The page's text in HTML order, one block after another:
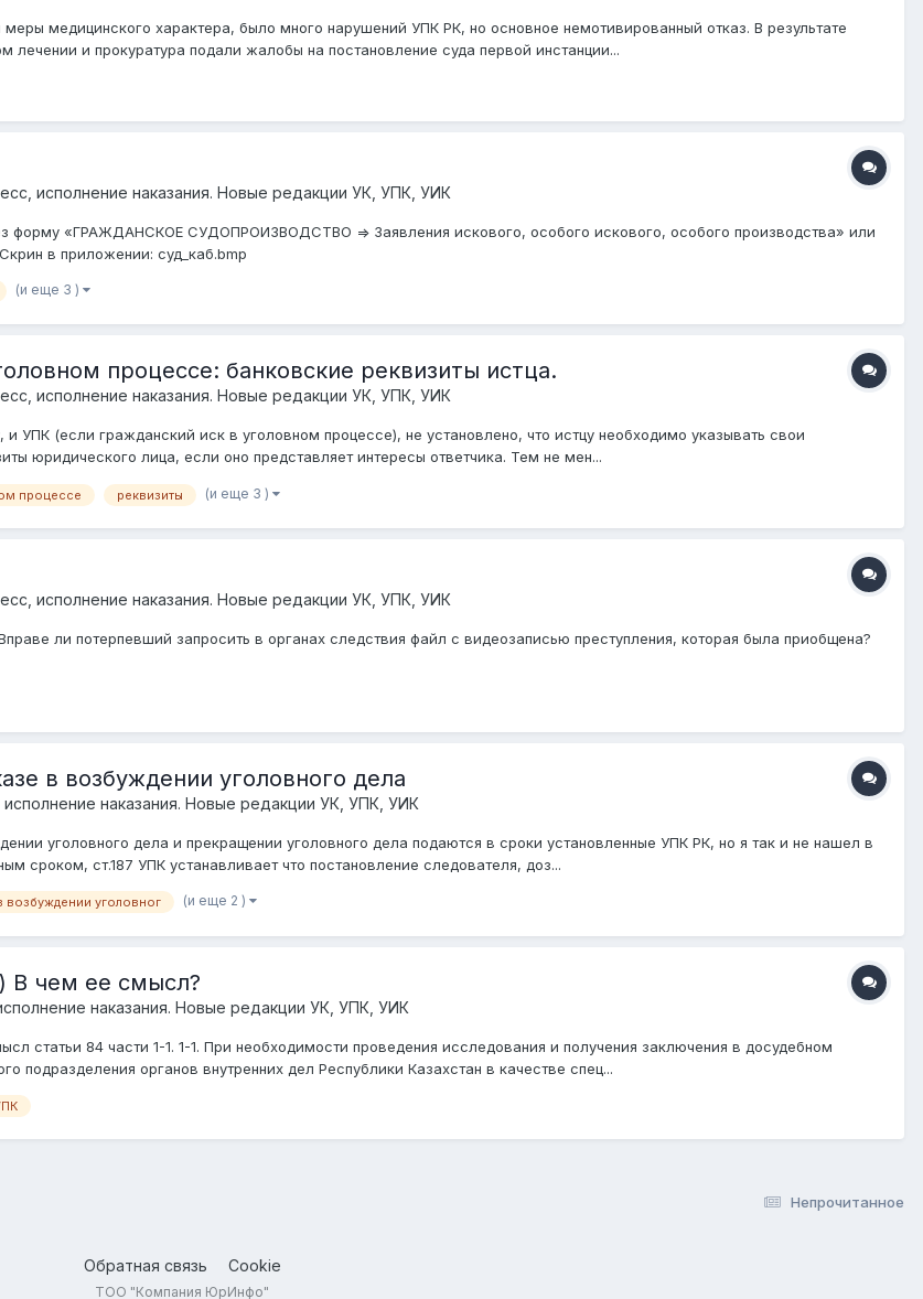
медицинского характера, было много нарушений УПК РК, но основное немотивированный отказ. В результате
лечении и прокуратура подали жалобы на постановление суда первой инстанции...
исполнение наказания. Новые редакции УК, УПК, УИК
форму «ГРАЖДАНСКОЕ СУДОПРОИЗВОДСТВО => Заявления искового, особого искового, особого производства» или
в приложении: суд_каб.bmp
(и еще 3 )
процессе: банковские реквизиты истца.
исполнение наказания. Новые редакции УК, УПК, УИК
УПК (если гражданский иск в уголовном процессе), не установлено, что истцу необходимо указывать свои
юридического лица, если оно представляет интересы ответчика. Тем не мен...
процессе реквизиты (и еще 3 )
исполнение наказания. Новые редакции УК, УПК, УИК
ли потерпевший запросить в органах следствия файл с видеозаписью преступления, которая была приобщена?
в возбуждении уголовного дела
наказания. Новые редакции УК, УПК, УИК
уголовного дела и прекращении уголовного дела подаются в сроки установленные УПК РК, но я так и не нашел в
сроком, ст.187 УПК устанавливает что постановление следователя, доз...
возбуждении уголовног (и еще 2 )
В чем ее смысл?
наказания. Новые редакции УК, УПК, УИК
статьи 84 части 1-1. 1-1. При необходимости проведения исследования и получения заключения в досудебном
подразделения органов внутренних дел Республики Казахстан в качестве спец...
Непрочитанное
Обратная связь Cookie
ТОО "Компания ЮрИнфо"